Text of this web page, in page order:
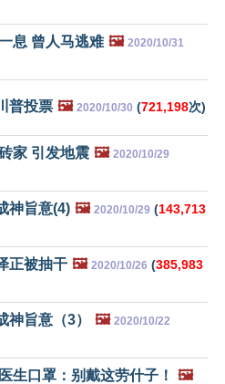
息 曾人马逃难 🖼️ 2020/10/31
普投票 🖼️ 2020/10/30 (721,198次)
家 引发地震 🖼️ 2020/10/29
神旨意(4) 🖼️ 2020/10/29 (143,713
正被抽干 🖼️ 2020/10/26 (385,983
神旨意（3） 🖼️ 2020/10/22
生口罩：别戴这劳什子！ 🖼️